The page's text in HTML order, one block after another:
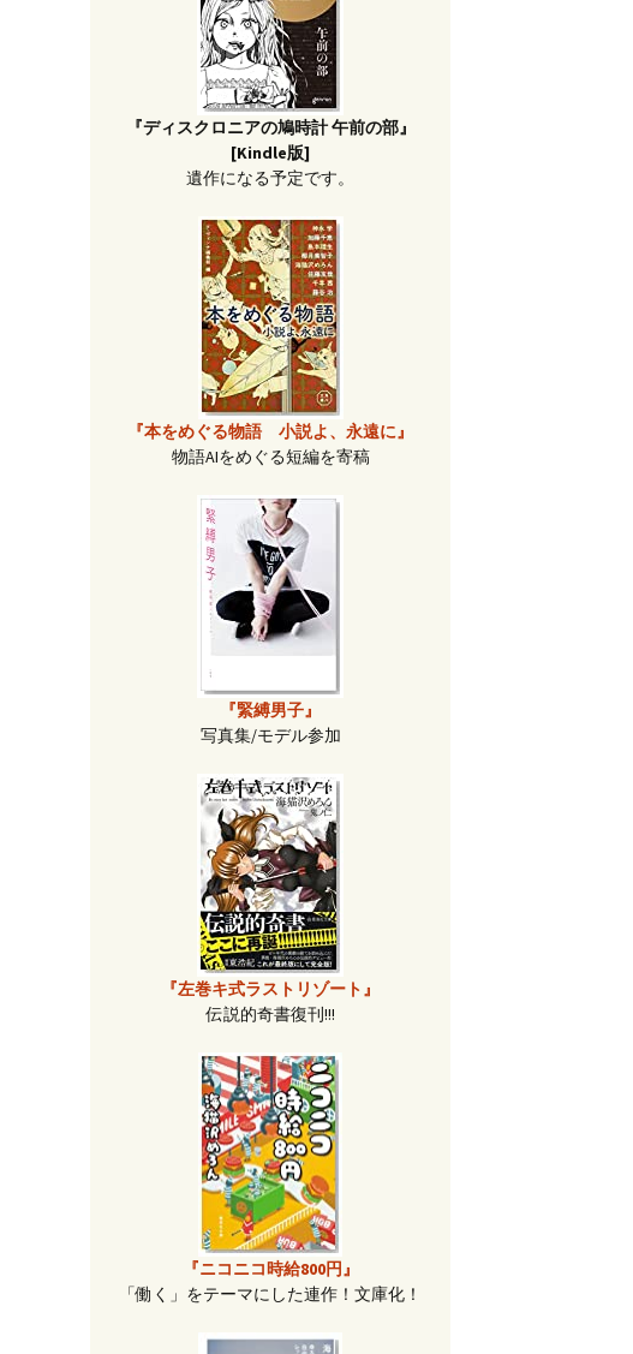
『ディスクロニアの鳩時計 午前の部』
[Kindle版]
遺作になる予定です。
『本をめぐる物語 小説よ、永遠に』
物語AIをめぐる短編を寄稿
『緊縛男子』
写真集/モデル参加
『左巻キ式ラストリゾート』
伝説的奇書復刊!!!
『ニコニコ時給800円』
「働く」をテーマにした連作！文庫化！